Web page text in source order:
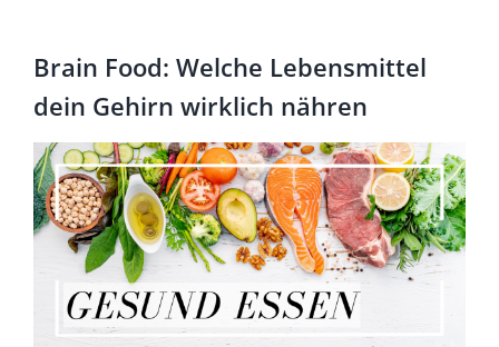
EUTB®
Brain Food: Welche Lebensmittel
dein Gehirn wirklich nähren